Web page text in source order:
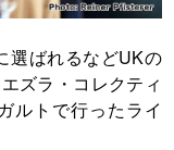
選ばれるなどUKの
ズラ・コレクティ
ルトで行ったライ